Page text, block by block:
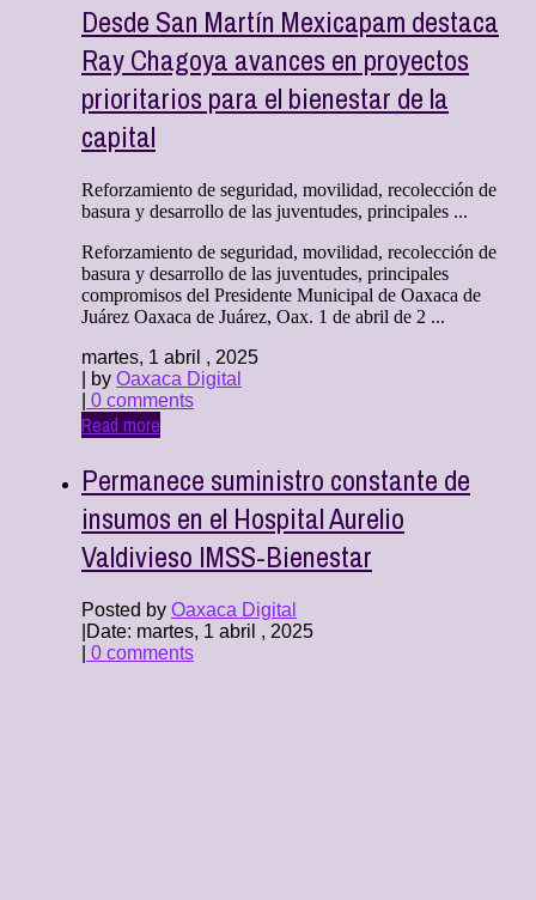
Desde San Martín Mexicapam destaca
Ray Chagoya avances en proyectos
prioritarios para el bienestar de la
capital
Reforzamiento de seguridad, movilidad, recolección de
basura y desarrollo de las juventudes, principales ...
Reforzamiento de seguridad, movilidad, recolección de
basura y desarrollo de las juventudes, principales
compromisos del Presidente Municipal de Oaxaca de
Juárez Oaxaca de Juárez, Oax. 1 de abril de 2 ...
martes, 1 abril , 2025
| by Oaxaca Digital
0 comments
Read more
Permanece suministro constante de
insumos en el Hospital Aurelio
Valdivieso IMSS-Bienestar
Posted by Oaxaca Digital
Date: martes, 1 abril , 2025
0 comments